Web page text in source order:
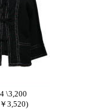
\3,200
3,520)